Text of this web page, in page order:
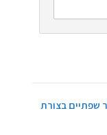
שפתיים בצורת